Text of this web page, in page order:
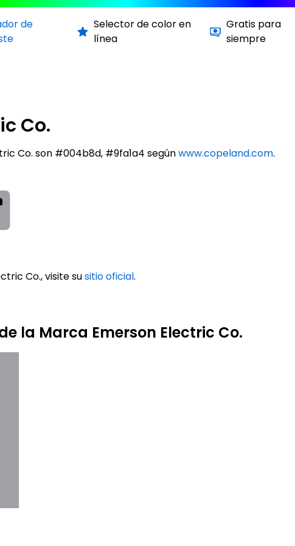
de
Selector de color en
línea
Gratis para
siempre
Co.
Co. son #004b8d, #9fa1a4 segúnwww.copeland.com.
Co., visite susitio oficial.
la Marca Emerson Electric Co.